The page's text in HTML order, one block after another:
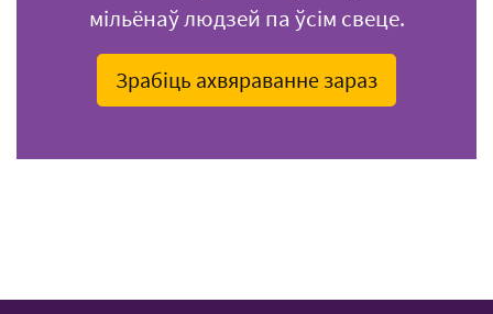
мільёнаў людзей па ўсім свеце.
Зрабіць ахвяраванне зараз